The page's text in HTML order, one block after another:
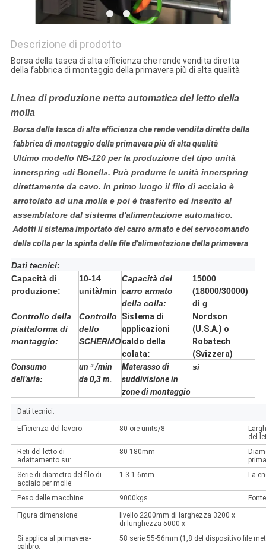
Descrizione di prodotto
Borsa della tasca di alta efficienza che rende vendita diretta
della fabbrica di montaggio della primavera più di alta qualità
Linea di produzione netta automatica del letto della
molla
Borsa della tasca di alta efficienza che rende vendita diretta della
fabbrica di montaggio della primavera più di alta qualità
Ultimo modello NB-120 per la produzione del tipo unità
innerspring «di Bonell». Può produrre le unità innerspring
direttamente da cavo. In primo luogo il filo di acciaio è
arrotolato ad una molla e poi è trasferito ed inserito al
assemblatore dal sistema d'alimentazione automatico.
Adotti il sistema importato del carro armato e del servocomando
della colla per la spinta delle file d'alimentazione della primavera
Dati tecnici:
Capacità di
produzione:
10-14
unità/min
Capacità del
carro armato
della colla:
15000
(18000/30000)
di g
Controllo della
piattaforma di
montaggio:
Controllo
dello
SCHERMO
Sistema di
applicazioni
caldo della
colata:
Nordson
(U.S.A.) o
Robatech
(Svizzera)
Consumo
dell'aria:
un ³ /min
da 0,3 m.
Materasso di
suddivisione in
zone di montaggio
sì
Dati tecnici:
Efficienza del lavoro: 80 ore units/8
del
Reti del letto di
adattamento su:
80-180mm
Serie di diametro del filo di
acciaio per molle:
1.3-1.6mm La
Peso delle macchine: 9000kgs
Figura dimensione:
livello 2200mm di larghezza 3200 x
di lunghezza 5000 x
Si applica al primavera-
calibro:
58 serie 55-56mm (1,8 del dispositivo file